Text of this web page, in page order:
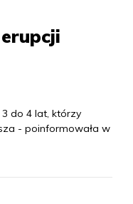
do 4 lat, którzy
- poinformowała w